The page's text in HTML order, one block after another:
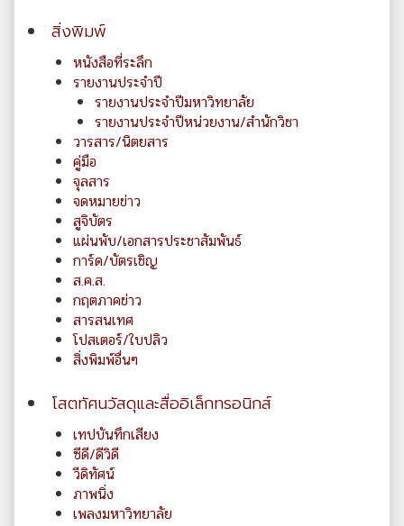
สิ่งพิมพ์
หนังสือที่ระลึก
รายงานประจำปี
รายงานประจำปีมหาวิทยาลัย
รายงานประจำปีหน่วยงาน/สำนักวิชา
วารสาร/นิตยสาร
คู่มือ
จุลสาร
จดหมายข่าว
สูจิบัตร
แผ่นพับ/เอกสารประชาสัมพันธ์
การ์ด/บัตรเชิญ
ส.ค.ส.
กฤตภาคข่าว
สารสนเทศ
โปสเตอร์/ใบปลิว
สิ่งพิมพ์อื่นๆ
โสตทัศนวัสดุและสื่ออิเล็กทรอนิกส์
เทปบันทึกเสียง
ซีดี/ดีวิดี
วีดิทัศน์
ภาพนิ่ง
เพลงมหาวิทยาลัย